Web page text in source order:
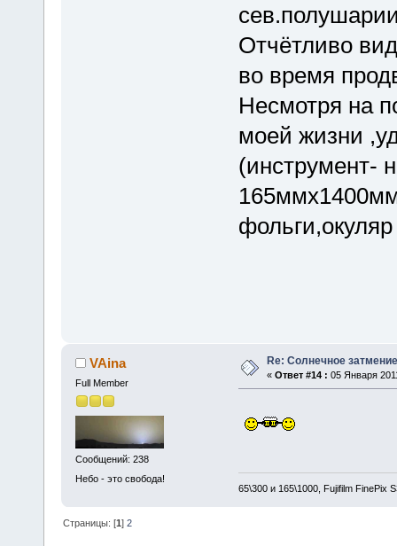
Отчётливо
во время
Несмотря на
моей жизни
(инструмент-
VAina
Full Member
Сообщений: 238
Небо - это свобода!
Re: Солнечное
« Ответ #14 : 05 Января
65\300 и 165\1000, Fujifilm FinePix
Страницы: [1]2